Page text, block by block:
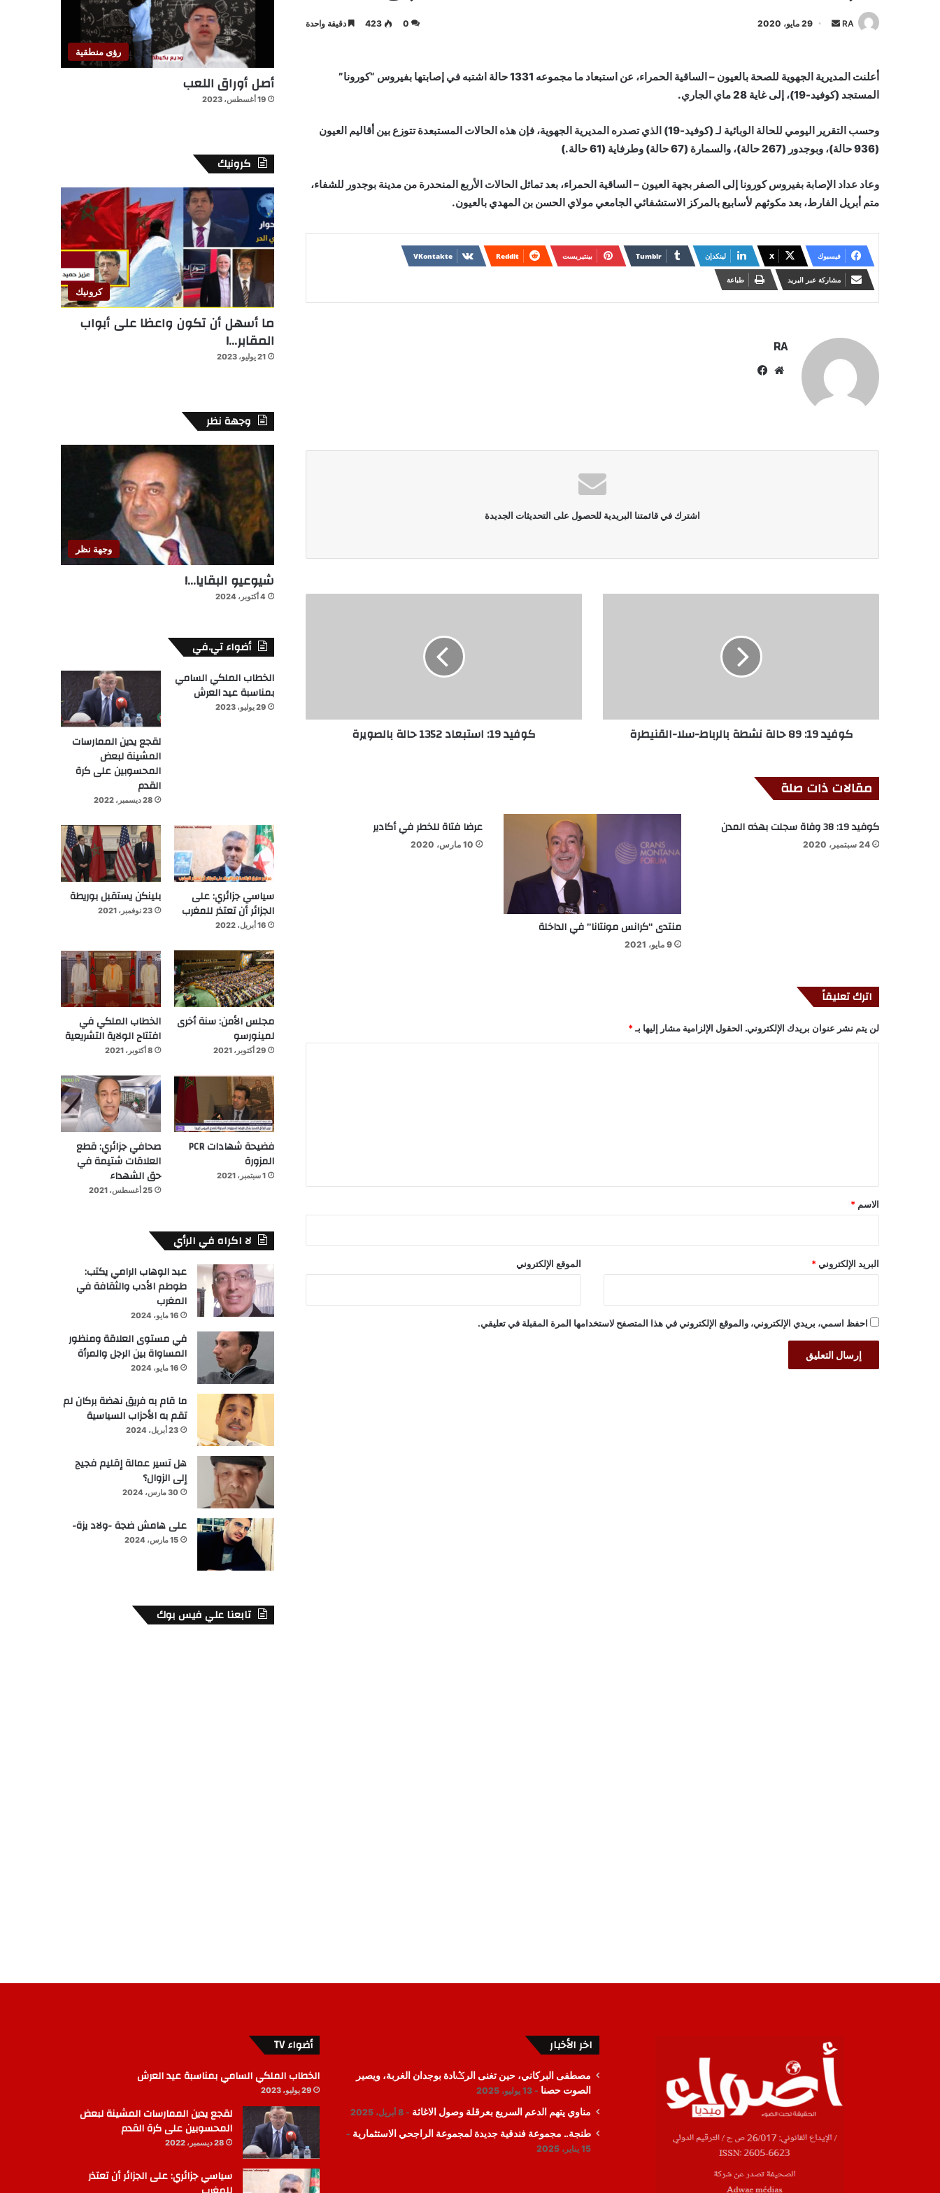
RA
أرسل 29 مايو، 2020 0
423 دقيقة واحدة
أعلنت المديرية الجهوية للصحة بالعيون – الساقية الحمراء، عن استبعاد ما مجموعه 1331 حالة اشتبه في إصابتها بفيروس “كورونا”
المستجد (كوفيد-19)، إلى غاية 28 ماي الجاري.
وحسب التقرير اليومي للحالة الوبائية لـ (كوفيد-19) الذي تصدره المديرية الجهوية، فإن هذه الحالات المستبعدة تتوزع بين أقاليم العيون
(936 حالة)، وبوجدور (267 حالة)، والسمارة (67 حالة) وطرفاية (61 حالة.)
وعاد عداد الإصابة بفيروس كورونا إلى الصفر بجهة العيون – الساقية الحمراء، بعد تماثل الحالات الأربع المنحدرة من مدينة بوجدور للشفاء،
متم أبريل الفارط، بعد مكوثهم لأسابيع بالمركز الاستشفائي الجامعي مولاي الحسن بن المهدي بالعيون.
فيسبوك X لينكدإن بينتيريست
مشاركة عبر البريد طباعة
RA
موقع
اشترك في قائمتنا البريدية للحصول على التحديثات الجديدة
كوفيد 19: 89 حالة نشطة بالرباط-سلا-القنيطرة كوفيد 19: استبعاد 1352 حالة بالصويرة
مقالات ذات صلة
كوفيد 19: 38 وفاة سجلت بهذه المدن
24 سبتمبر، 2020
منتدى “كرانس مونتانا” في الداخلة
9 مايو، 2021
عرضا فتاة للخطر في أكادير
10 مارس، 2020
اترك تعليقاً
لن يتم نشر عنوان بريدك الإلكتروني. الحقول الإلزامية مشار إليها بـ *
*
الاسم *
البريد الإلكتروني * الموقع الإلكتروني
احفظ اسمي، بريدي الإلكتروني، والموقع الإلكتروني في هذا المتصفح لاستخدامها المرة المقبلة في تعليقي.
رؤى منطقية
أصل أوراق اللعب
19 أغسطس، 2023
كرونيك
كرونيك
ما أسهل أن تكون واعظا على أبواب
المقابر…!
21 يوليو، 2023
وجهة نظر
وجهة نظر
شيوعيو البقايا…!
4 أكتوبر، 2024
أضواء تي.في
الخطاب الملكي السامي
بمناسبة عيد العرش
29 يوليو، 2023
لقجع يدين الممارسات
المشينة لبعض
المحسوبين على كرة
القدم
28 ديسمبر، 2022
سياسي جزائري: على
الجزائر أن تعتذر للمغرب
16 أبريل، 2022
بلينكن يستقبل بوريطة
23 نوفمبر، 2021
مجلس الأمن: سنة أخرى
لمينورسو
29 أكتوبر، 2021
الخطاب الملكي في
افتتاح الولاية التشريعية
8 أكتوبر، 2021
فضيحة شهادات PCR
المزورة
1 سبتمبر، 2021
صحافي جزائري: قطع
العلاقات شتيمة في
حق الشهداء
25 أغسطس، 2021
لا اكراه في الرأي
عبد الوهاب الرامي يكتب:
طوطم الأدب والثقافة في
المغرب
16 مايو، 2024
في مستوى العلاقة ومنظور
المساواة بين الرجل والمرأة
16 مايو، 2024
ما قام به فريق نهضة بركان لم
تقم به الأحزاب السياسية
23 أبريل، 2024
هل تسير عمالة إقليم فجيج
إلى الزوال؟
30 مارس، 2024
على هامش ضجة -ولاد يزة-
15 مارس، 2024
تابعنا علي فيس بوك
اخر الأخبار
مصطفى البركاني، حين تغنى الرݣادة بوجدان الغربة، ويصير
الصوت حصنا
13 يوليو، 2025
مناوي يتهم الدعم السريع بعرقلة وصول الاغاثة 8 أبريل، 2025
طنجة.. مجموعة فندقية جديدة لمجموعة الراجحي الاستثمارية
15 يناير، 2025
أضواء TV
الخطاب الملكي السامي بمناسبة عيد العرش
29 يوليو، 2023
لقجع يدين الممارسات المشينة لبعض
المحسوبين على كرة القدم
28 ديسمبر، 2022
سياسي جزائري: على الجزائر أن تعتذر